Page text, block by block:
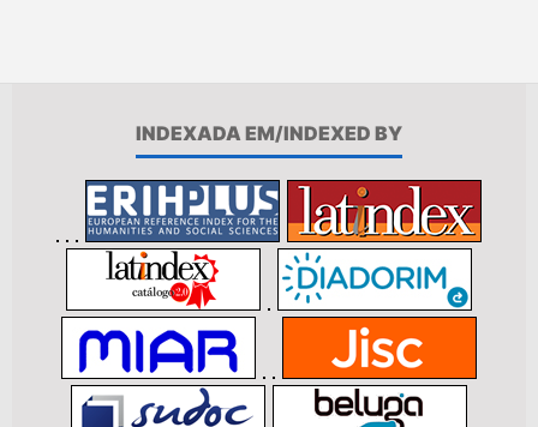
INDEXADA EM/INDEXED BY